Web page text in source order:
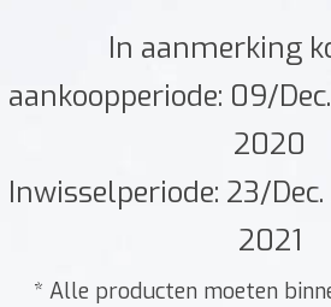
In aanmerking
aankoopperiode: 09/
2020
Inwisselperiode: 23/
2021
* Alle producten moeten